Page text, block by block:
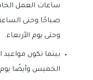
وحتى يوم الأربعاء.
بينما تكون
الخميس وأيضًا